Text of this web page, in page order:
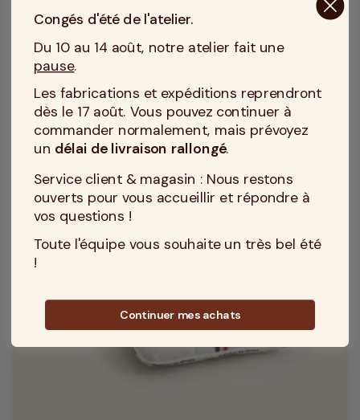
ILS VONT SI BIEN ENSEMBLE...
Congés d'été de l'atelier.
Du 10 au 14 août, notre atelier fait une
pause.
Les fabrications et expéditions reprendront
dès le 17 août. Vous pouvez continuer à
commander normalement, mais prévoyez
un délai de livraison rallongé.
Service client & magasin : Nous restons
ouverts pour vous accueillir et répondre à
vos questions !
Toute l'équipe vous souhaite un très bel été
!
Continuer mes achats